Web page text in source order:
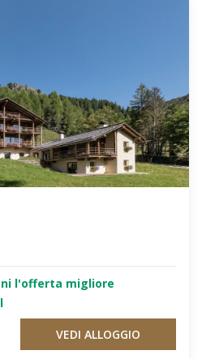
l'offerta migliore
VEDI ALLOGGIO